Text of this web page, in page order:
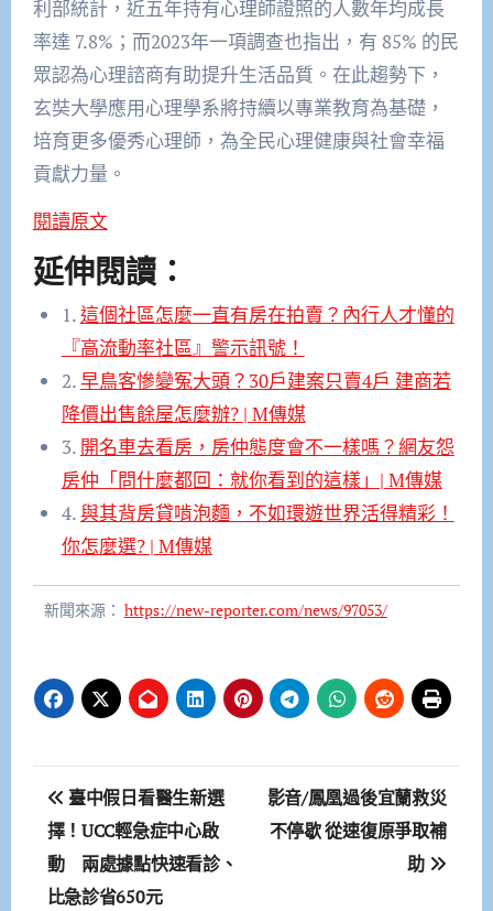
利部統計，近五年持有心理師證照的人數年均成長
率達 7.8%；而2023年一項調查也指出，有 85% 的民
眾認為心理諮商有助提升生活品質。在此趨勢下，
玄奘大學應用心理學系將持續以專業教育為基礎，
培育更多優秀心理師，為全民心理健康與社會幸福
貢獻力量。
閱讀原文
延伸閱讀：
1.這個社區怎麼一直有房在拍賣？內行人才懂的
『高流動率社區』警示訊號！
2.早鳥客慘變冤大頭？30戶建案只賣4戶 建商若
降價出售餘屋怎麼辦? | M傳媒
3. 開名車去看房，房仲態度會不一樣嗎？網友怨
房仲「問什麼都回：就你看到的這樣」| M傳媒
4.與其背房貸啃泡麵，不如環遊世界活得精彩！
你怎麼選? | M傳媒
新聞來源： https://new-reporter.com/news/97053/
文
章
導
臺中假日看醫生新選
擇！UCC輕急症中心啟
動 兩處據點快速看診、
比急診省650元
影音/鳳凰過後宜蘭救災
不停歇 從速復原爭取補
助